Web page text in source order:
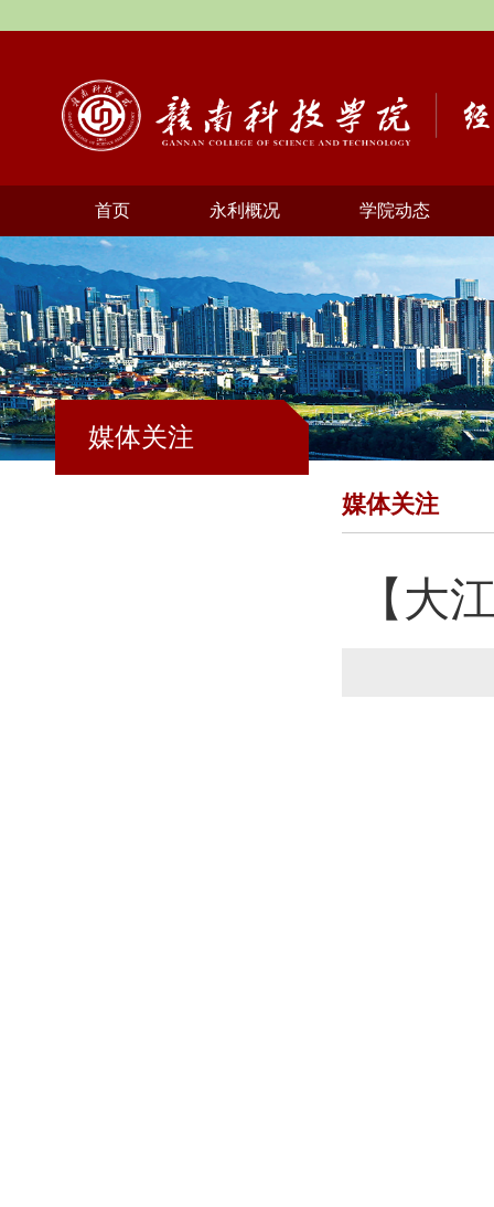
首页 永利概况 学院动态
媒体关注
媒体关注
【大